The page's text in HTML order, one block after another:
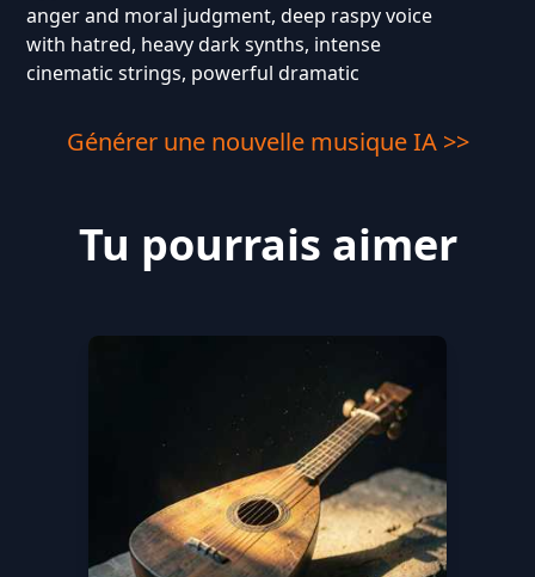
anger and moral judgment, deep raspy voice
with hatred, heavy dark synths, intense
cinematic strings, powerful dramatic
Générer une nouvelle musique IA >>
Tu pourrais aimer